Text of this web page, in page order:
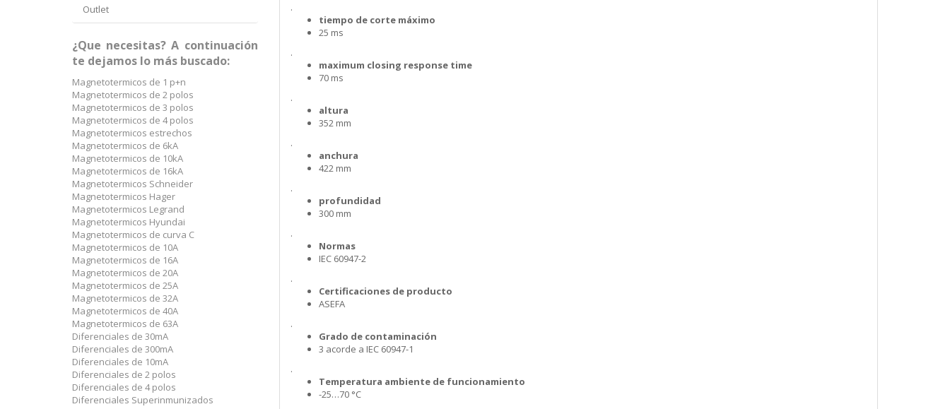
.
tiempo de corte máximo
25 ms
.
maximum closing response time
70 ms
.
altura
352 mm
.
anchura
422 mm
.
profundidad
300 mm
.
Normas
IEC 60947-2
.
Certificaciones de producto
ASEFA
.
Grado de contaminación
3 acorde a IEC 60947-1
.
Temperatura ambiente de funcionamiento
-25…70 °C
Outlet
¿Que necesitas? A continuación
te dejamos lo más buscado:
Magnetotermicos de 1 p+n
Magnetotermicos de 2 polos
Magnetotermicos de 3 polos
Magnetotermicos de 4 polos
Magnetotermicos estrechos
Magnetotermicos de 6kA
Magnetotermicos de 10kA
Magnetotermicos de 16kA
Magnetotermicos Schneider
Magnetotermicos Hager
Magnetotermicos Legrand
Magnetotermicos Hyundai
Magnetotermicos de curva C
Magnetotermicos de 10A
Magnetotermicos de 16A
Magnetotermicos de 20A
Magnetotermicos de 25A
Magnetotermicos de 32A
Magnetotermicos de 40A
Magnetotermicos de 63A
Diferenciales de 30mA
Diferenciales de 300mA
Diferenciales de 10mA
Diferenciales de 2 polos
Diferenciales de 4 polos
Diferenciales Superinmunizados